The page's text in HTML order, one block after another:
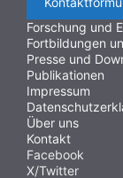
Forschung und
Fortbildungen
Presse und
Publikationen
Impressum
Über uns
Kontakt
Facebook
X/Twitter